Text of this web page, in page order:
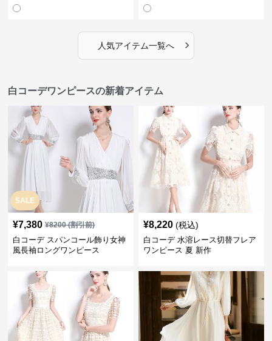
人気アイテム一覧へ ›
白コーデワンピースの新着アイテム
SALE
¥7,380 ¥8200(割引前)
白コーデ スパンコール飾り女神
風長袖ロングワンピース
¥8,220 (税込)
白コーデ 水溶レース切替フレア
ワンピース 夏 新作